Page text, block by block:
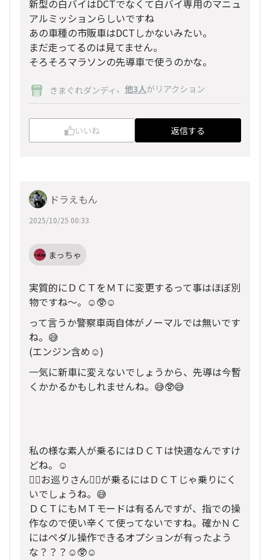
新型の白バイはDCTでなくて白バイ専用のマニュ
アルミッションらしいですね
あの車種の市販車はDCTしかないみたい。
まだ走ってるのは見てません。
そろそろマラソンの先導車で使うのかな。
きまぐれダンディ 、 他3人がリアクション
いいね 返信する
ドラえもん
2025/10/25 00:33
まっちゃ
実質的にＤＣＴをＭＴに変更するって事はほぼ別
物ですね〜。☺️🥸☺️
って言うか警察車両自体がノーマルでは無いです
ね。😅
(エンジン含め☺️)
一気に新車に変えないでしょうから、先導は今暫
くかかるかもしれませんね。😅🥸😅
私の様な素人が乗るにはＤＣＴは快適なんですけ
どね。☺️
👮‍♂️お巡りさん👮‍♂️が乗るにはＤＣＴじゃ乗りにく
いでしょうね。😅
ＤＣＴにもＭＴモードは有るんですが、指での操
作なので使い辛くて使ってないですね。確かＮＣ
にはペダル操作できるオプションが有ったよう
な？？？☺️🥸☺️